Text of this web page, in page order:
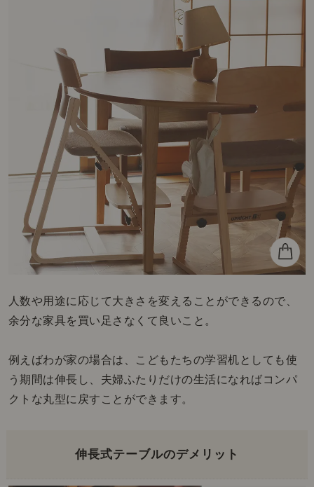
人数や用途に応じて大きさを変えることができるので、
余分な家具を買い足さなくて良いこと。
例えばわが家の場合は、こどもたちの学習机としても使
う期間は伸長し、夫婦ふたりだけの生活になればコンパ
クトな丸型に戻すことができます。
伸長式テーブルのデメリット